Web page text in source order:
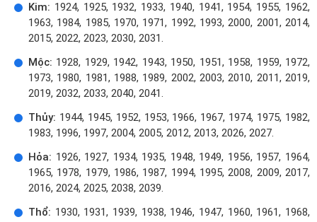
Kim: 1924, 1925, 1932, 1933, 1940, 1941, 1954, 1955, 1962,
1963, 1984, 1985, 1970, 1971, 1992, 1993, 2000, 2001, 2014,
2015, 2022, 2023, 2030, 2031.
Mộc: 1928, 1929, 1942, 1943, 1950, 1951, 1958, 1959, 1972,
1973, 1980, 1981, 1988, 1989, 2002, 2003, 2010, 2011, 2019,
2019, 2032, 2033, 2040, 2041.
Thủy: 1944, 1945, 1952, 1953, 1966, 1967, 1974, 1975, 1982,
1983, 1996, 1997, 2004, 2005, 2012, 2013, 2026, 2027.
Hỏa: 1926, 1927, 1934, 1935, 1948, 1949, 1956, 1957, 1964,
1965, 1978, 1979, 1986, 1987, 1994, 1995, 2008, 2009, 2017,
2016, 2024, 2025, 2038, 2039.
Thổ: 1930, 1931, 1939, 1938, 1946, 1947, 1960, 1961, 1968,